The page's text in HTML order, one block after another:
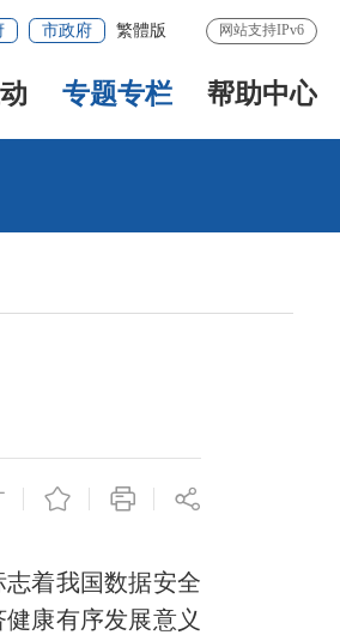
市政府 繁體版 网站支持IPv6
专题专栏 帮助中心
着我国数据安全
康有序发展意义